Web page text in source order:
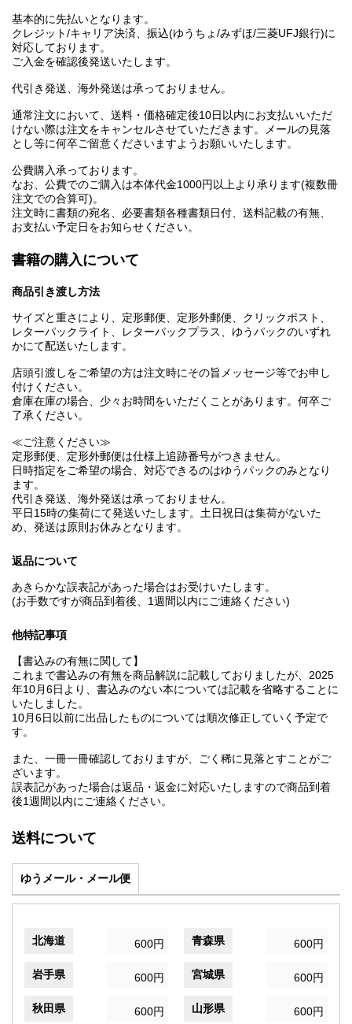
基本的に先払いとなります。
クレジット/キャリア決済、振込(ゆうちょ/みずほ/三菱UFJ銀行)に
対応しております。
ご入金を確認後発送いたします。
代引き発送、海外発送は承っておりません。
通常注文において、送料・価格確定後10日以内にお支払いいただ
けない際は注文をキャンセルさせていただきます。メールの見落
とし等に何卒ご留意くださいますようお願いいたします。
公費購入承っております。
なお、公費でのご購入は本体代金1000円以上より承ります(複数冊
注文での合算可)。
注文時に書類の宛名、必要書類各種書類日付、送料記載の有無、
お支払い予定日をお知らせください。
書籍の購入について
商品引き渡し方法
サイズと重さにより、定形郵便、定形外郵便、クリックポスト、
レターパックライト、レターパックプラス、ゆうパックのいずれ
かにて配送いたします。
店頭引渡しをご希望の方は注文時にその旨メッセージ等でお申し
付けください。
倉庫在庫の場合、少々お時間をいただくことがあります。何卒ご
了承ください。
≪ご注意ください≫
定形郵便、定形外郵便は仕様上追跡番号がつきません。
日時指定をご希望の場合、対応できるのはゆうパックのみとなり
ます。
代引き発送、海外発送は承っておりません。
平日15時の集荷にて発送いたします。土日祝日は集荷がないた
め、発送は原則お休みとなります。
返品について
あきらかな誤表記があった場合はお受けいたします。
(お手数ですが商品到着後、1週間以内にご連絡ください)
他特記事項
【書込みの有無に関して】
これまで書込みの有無を商品解説に記載しておりましたが、2025
年10月6日より、書込みのない本については記載を省略することに
いたしました。
10月6日以前に出品したものについては順次修正していく予定で
す。
また、一冊一冊確認しておりますが、ごく稀に見落とすことがご
ざいます。
誤表記があった場合は返品・返金に対応いたしますので商品到着
後1週間以内にご連絡ください。
送料について
ゆうメール・メール便
北海道 600円 青森県 600円
岩手県 600円 宮城県 600円
秋田県 600円 山形県 600円